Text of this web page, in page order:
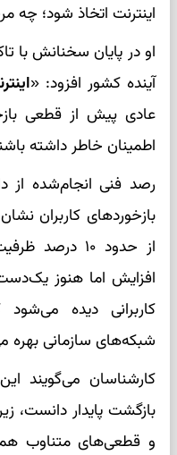
اینترنت اتخاذ شود؛ چه
او در پایان سخنانش با
آینده کشور افزود: «
عادی پیش از قطعی
اطمینان خاطر داشته
رصد فنی انجام‌شده از
بازخوردهای کاربران
از حدود ۱۰
افزایش اما هنوز
کاربرانی دیده
شبکه‌های سازمانی بهره
کارشناسان می‌گویند
بازگشت پایدار دانست،
و قطعی‌های متناوب